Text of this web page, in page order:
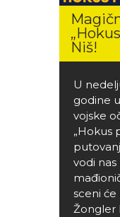
Niš!
U
godine
vojske
„Hokus
vodi nas
sceni će
Žongler